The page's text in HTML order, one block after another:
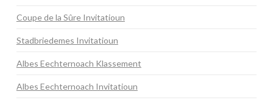
Coupe de la Sûre Invitatioun
Stadbriedemes Invitatioun
Albes Eechternoach Klassement
Albes Eechternoach Invitatioun